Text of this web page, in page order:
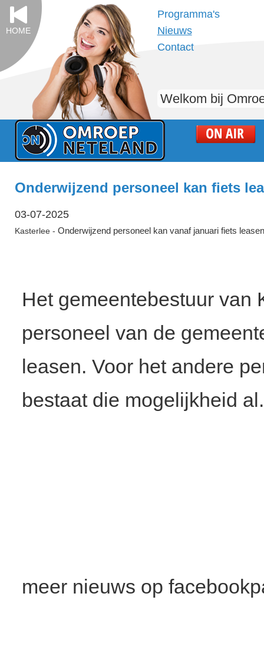
HOME
Programma's
Nieuws
Contact
Welkom bij
Onderwijzend personeel kan fiets
03-07-2025
Kasterlee - Onderwijzend personeel kan vanaf januari fiets leasen
Het gemeentebestuur van
personeel van de
leasen. Voor het andere
bestaat die mogelijkheid al.
meer nieuws op